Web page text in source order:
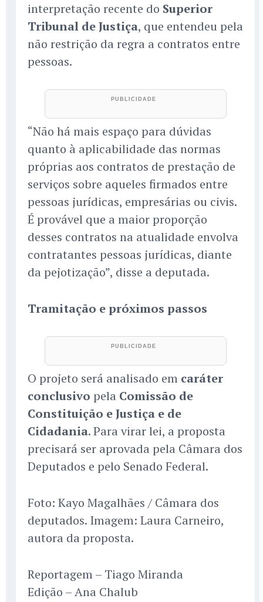
interpretação recente do Superior
Tribunal de Justiça, que entendeu pela
não restrição da regra a contratos entre
pessoas.
“Não há mais espaço para dúvidas
quanto à aplicabilidade das normas
próprias aos contratos de prestação de
serviços sobre aqueles firmados entre
pessoas jurídicas, empresárias ou civis.
É provável que a maior proporção
desses contratos na atualidade envolva
contratantes pessoas jurídicas, diante
da pejotização”, disse a deputada.
Tramitação e próximos passos
O projeto será analisado em caráter
conclusivo pela Comissão de
Constituição e Justiça e de
Cidadania. Para virar lei, a proposta
precisará ser aprovada pela Câmara dos
Deputados e pelo Senado Federal.
Foto: Kayo Magalhães / Câmara dos
deputados. Imagem: Laura Carneiro,
autora da proposta.
Reportagem – Tiago Miranda
Edição – Ana Chalub